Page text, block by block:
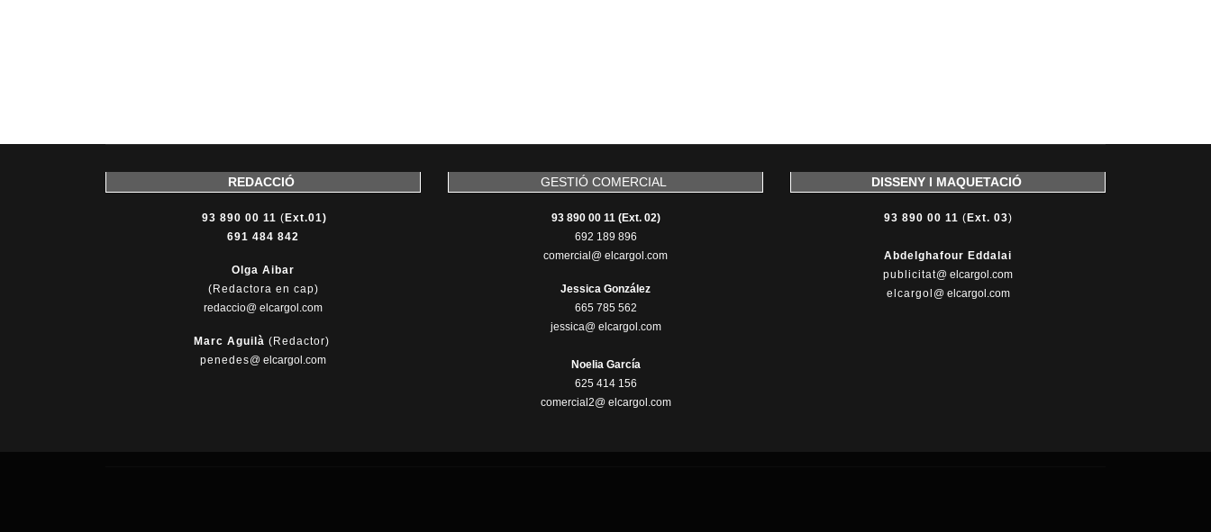
REDACCIÓ
93 890 00 11 ( Ext.01)
691 484 842
Olga Aibar
(Redactora en cap)
redaccio@ elcargol.com
Marc Aguilà (Redactor)
penedes@ elcargol.com
GESTIÓ COMERCIAL
93 890 00 11 (Ext. 02)
692 189 896
comercial@ elcargol.com
Jessica González
665 785 562
jessica@ elcargol.com
Noelia García
625 414 156
comercial2@ elcargol.com
DISSENY I MAQUETACIÓ
93 890 00 11 ( Ext. 03)
Abdelghafour Eddalai
publicitat@ elcargol.com
elcargol @ elcargol.com